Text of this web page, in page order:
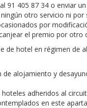
91 405 87 34 o enviar
otro servicio ni
por
el premio por
de hotel en régimen de
alojamiento y
adheridos al
en este